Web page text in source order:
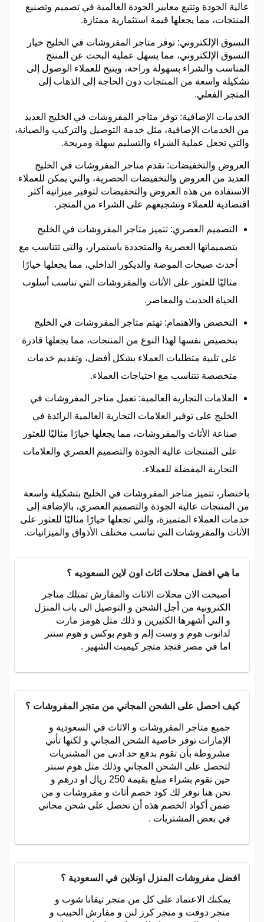
عالية الجودة وتتبع معايير الجودة العالمية في تصميم وتصنيع
المنتجات، مما يجعلها قيمة استثمارية ممتازة.
التسوق الإلكتروني: توفر متاجر المفروشات في الخليج خيار
التسوق الإلكتروني، مما يسهل عملية البحث عن المنتج
المناسب والشراء بسهولة وراحة، ويتيح للعملاء الوصول إلى
تشكيلة واسعة من المنتجات دون الحاجة إلى الذهاب إلى
المتجر الفعلي.
الخدمات الإضافية: توفر متاجر المفروشات في الخليج العديد
من الخدمات الإضافية، مثل خدمة التوصيل والتركيب والصيانة،
والتي تجعل عملية الشراء والتسليم سهلة ومريحة.
العروض والتخفيضات: تقدم متاجر المفروشات في الخليج
العديد من العروض والتخفيضات الحصرية، والتي يمكن للعملاء
الاستفادة من هذه العروض والتخفيضات لتوفير ميزانية أكثر
اقتصادية للعملاء وتشجيعهم على الشراء من المتجر.
التصميم العصري: تتميز متاجر المفروشات في الخليج
بتصميماتها العصرية والمتجددة باستمرار، والتي تتناسب مع
أحدث صيحات الموضة والديكور الداخلي، مما يجعلها خيارًا
مثاليًا للعثور على الأثاث والمفروشات التي تناسب أسلوب
الحياة الحديث والمعاصر.
التخصص والاهتمام: تهتم متاجر المفروشات في الخليج
بتخصيص نفسها لهذا النوع من المنتجات، مما يجعلها قادرة
على تلبية متطلبات العملاء بشكل أفضل، وتقديم خدمات
متخصصة تتناسب مع احتياجات العملاء.
العلامات التجارية العالمية: تعمل متاجر المفروشات في
الخليج على توفير العلامات التجارية العالمية الرائدة في
صناعة الأثاث والمفروشات، مما يجعلها خيارًا مثاليًا للعثور
على المنتجات عالية الجودة والتصميم العصري والعلامات
التجارية المفضلة للعملاء.
باختصار، تتميز متاجر المفروشات في الخليج بتشكيلة واسعة
من المنتجات عالية الجودة والتصميم العصري، بالإضافة إلى
خدمات العملاء المتميزة، والتي تجعلها خيارًا مثاليًا للعثور على
الأثاث والمفروشات التي تناسب مختلف الأذواق والميزانيات.
ما هي افضل محلات اثاث اون لاين السعوديه ؟
أصبحت الان محلات الاثاث والمفارش تمتلك متاجر
الكترونية من أجل الشحن و التوصيل الى باب المنزل
و التي أشهرها الكثيرين و ذلك مثل هومز مارت
لدانوب هوم و وست إلم و هوم بوكس و هوم سنتر
اما في مصر فنجد متجر كيميت الشهير .
كيف احصل على الشحن المجاني من متجر المفروشات ؟
جميع متاجر المفروشات و الاثاث في السعودية و
الإمارات توفر خاصية الشحن المجاني و لكنها تأتي
مشروطة بأن تقوم بدفع حد ادنى من المشتريات
لتحصل على الشحن المجاني وذلك مثل هوم سنتر
حين تقوم بشراء مبلغ بقيمة 250 ريال او درهم و
نحن هنا نوفر لك كود خصم أثاث و مفروشات و من
ضمن أكواد الخصم هذه أن تحصل على شحن مجاني
في بعض المشتريات .
افضل مفروشات المنزل اونلاين في السعودية ؟
يمكنك الاعتماد على كل من متجر تيفانا شوب و
متجر دوفت و متجر كرز لنن و مفارش الحبيب و